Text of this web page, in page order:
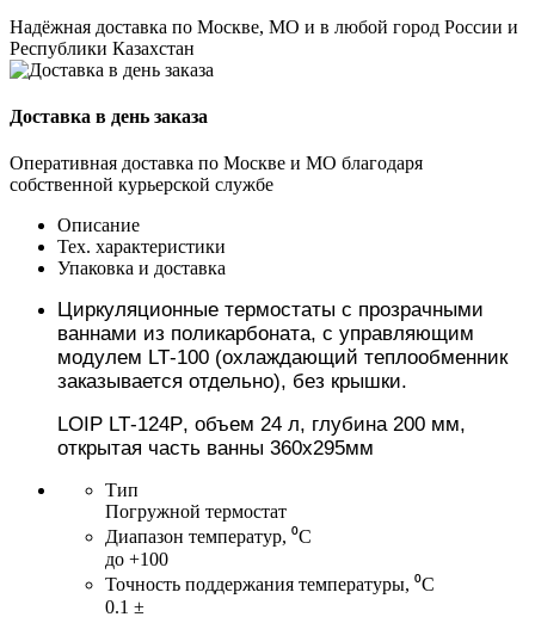
Надёжная доставка по Москве, МО и в любой город России и
Республики Казахстан
Доставка в день заказа
Оперативная доставка по Москве и МО благодаря
собственной курьерской службе
Описание
Тех. характеристики
Упаковка и доставка
Циркуляционные термостаты с прозрачными
ваннами из поликарбоната, с управляющим
модулем LT-100 (охлаждающий теплообменник
заказывается отдельно), без крышки.
LOIP LT-124Р, объем 24 л, глубина 200 мм,
открытая часть ванны 360х295мм
Тип
Погружной термостат
Диапазон температур, ⁰С
до +100
Точность поддержания температуры, ⁰С
0.1 ±